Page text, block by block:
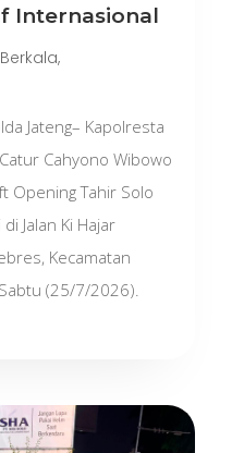
Internasional
,
Jateng– Kapolresta
Cahyono Wibowo
Opening Tahir Solo
Jalan Ki Hajar
Kecamatan
(25/7/2026).